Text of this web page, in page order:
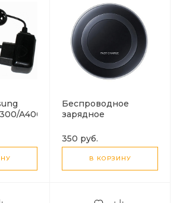
A400/A800/N600/N620/C100/C110/
Беспроводное
зарядное
350 руб.
В КОРЗИНУ